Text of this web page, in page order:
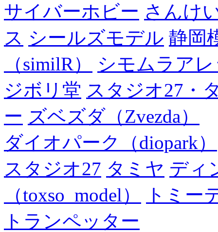
サイバーホビー さんけ
ス シールズモデル 静岡
（similR）
シモムラア
ジボリ堂 スタジオ27・
ー ズベズダ（Zvezda）
ダイオパーク（diopark）
スタジオ27 タミヤ ディ
（toxso_model）
トミー
トランペッター